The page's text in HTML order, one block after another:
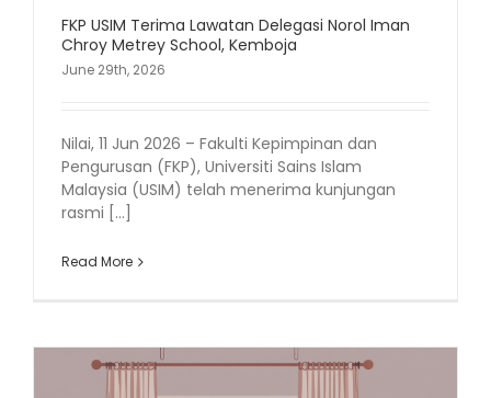
FKP USIM Terima Lawatan Delegasi Norol Iman
Chroy Metrey School, Kemboja
June 29th, 2026
Nilai, 11 Jun 2026 – Fakulti Kepimpinan dan
Pengurusan (FKP), Universiti Sains Islam
Malaysia (USIM) telah menerima kunjungan
rasmi [...]
Read More